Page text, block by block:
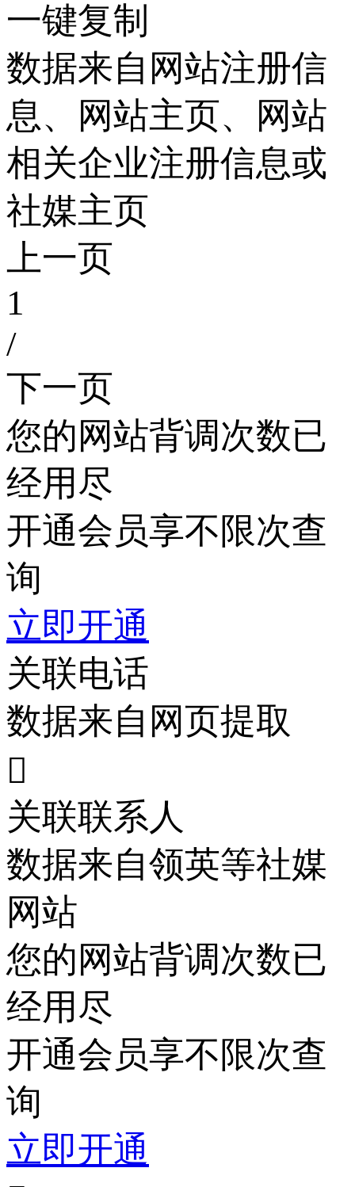
一键复制
数据来自网站注册信
息、网站主页、网站
相关企业注册信息或
社媒主页
上一页
1
/
下一页
您的网站背调次数已
经用尽
开通会员享不限次查
询
立即开通
关联电话
数据来自网页提取

关联联系人
数据来自领英等社媒
网站
您的网站背调次数已
经用尽
开通会员享不限次查
询
立即开通